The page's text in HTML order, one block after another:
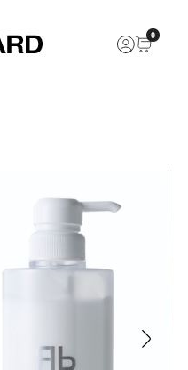
0